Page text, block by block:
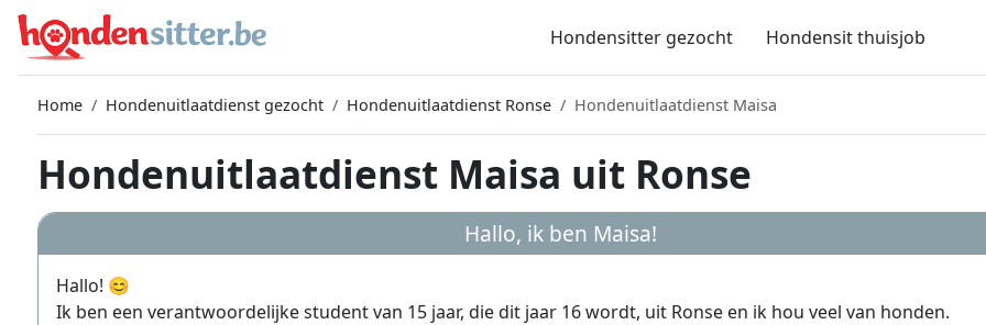
Hondensitter gezocht Hondensit thuisjob
Home Hondenuitlaatdienst gezocht Hondenuitlaatdienst Ronse Hondenuitlaatdienst Maisa
Hondenuitlaatdienst Maisa uit Ronse
Hallo, ik ben Maisa!
Hallo! 😊
Ik ben een verantwoordelijke student van 15 jaar, die dit jaar 16 wordt, uit Ronse en ik hou veel van honden.